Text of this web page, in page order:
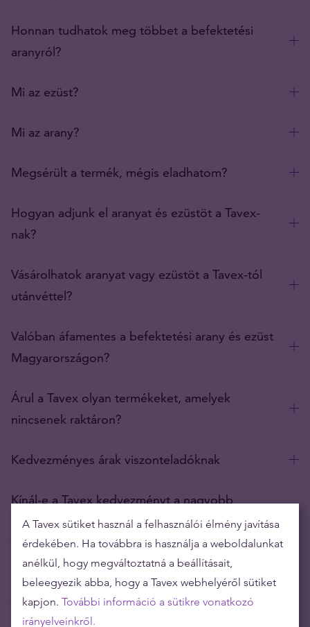
Honnan tudhatok meg többet a befektetési
aranyról?
Mi az ezüst?
Mi az arany?
Megsérült a termék, mégis eladhatom?
Hogyan adjunk el aranyat és ezüstöt a Tavex-
nak?
Vásárolhatok aranyat vagy ezüstöt a Tavex-tól
utánvéttel?
Valóban áfamentes a befektetési arany és ezüst
Magyarországon?
Árul a Tavex olyan termékeket, amelyek
nincsenek raktáron?
Kedvezményes árak viszonteladóknak
Kínál-e a Tavex kedvezményt a nagyobb
vásárlás esetén?
Hogyan képes a Tavex ilyen alacsony árakat
kínálni?
Szállít a Tavex külföldre is?
A Tavex sütiket használ a felhasználói élmény javítása
érdekében. Ha továbbra is használja a weboldalunkat
anélkül, hogy megváltoztatná a beállításait,
beleegyezik abba, hogy a Tavex webhelyéről sütiket
kapjon. További információ a sütikre vonatkozó
irányelveinkről.